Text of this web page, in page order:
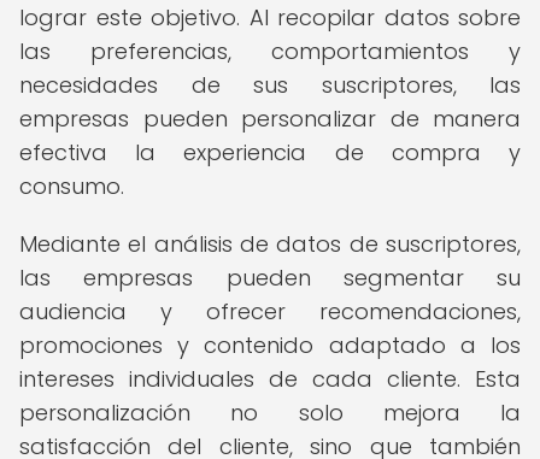
lograr este objetivo. Al recopilar datos sobre
las preferencias, comportamientos y
necesidades de sus suscriptores, las
empresas pueden personalizar de manera
efectiva la experiencia de compra y
consumo.
Mediante el análisis de datos de suscriptores,
las empresas pueden segmentar su
audiencia y ofrecer recomendaciones,
promociones y contenido adaptado a los
intereses individuales de cada cliente. Esta
personalización no solo mejora la
satisfacción del cliente, sino que también